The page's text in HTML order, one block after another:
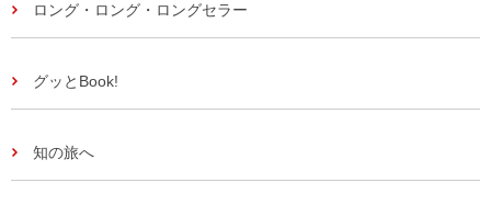
ロング・ロング・ロングセラー
グッとBook!
知の旅へ